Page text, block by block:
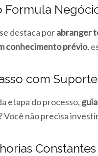
Formula
destaca porabranger
conhecimento prévio,
com
etapa do processo,
Você não precisa
Constantes